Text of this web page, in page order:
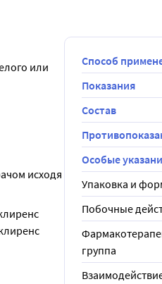
или
исходя
Способ
Показания
Состав
Особые
Упаковка и
Побочные
группа